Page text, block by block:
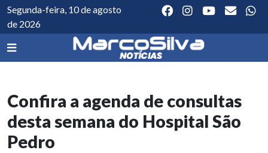
Segunda-feira, 10 de agosto
de 2026
Confira a agenda de consultas
desta semana do Hospital São
Pedro